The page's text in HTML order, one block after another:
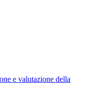
e valutazione della